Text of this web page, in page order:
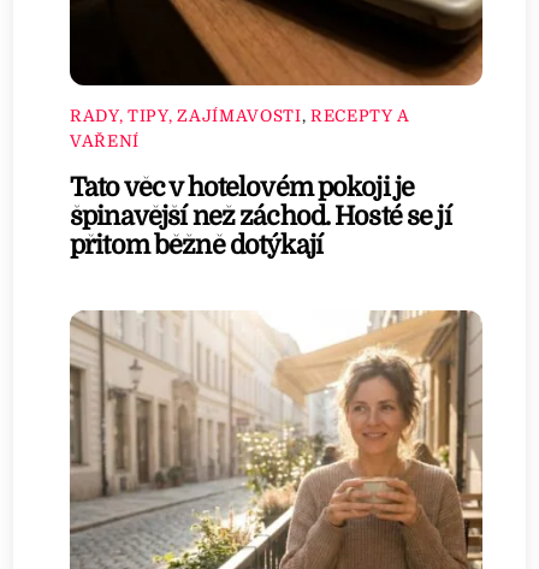
RADY, TIPY, ZAJÍMAVOSTI, RECEPTY A
VAŘENÍ
Tato věc v hotelovém pokoji je
špinavější než záchod. Hosté se jí
přitom běžně dotýkají